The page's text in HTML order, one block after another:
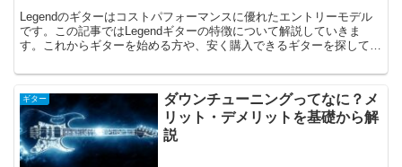
Legendのギターはコストパフォーマンスに優れたエントリーモデル
です。この記事ではLegendギターの特徴について解説していきま
す。これからギターを始める方や、安く購入できるギターを探してい
ギター
ダウンチューニングってなに？メ
リット・デメリットを基礎から解
説